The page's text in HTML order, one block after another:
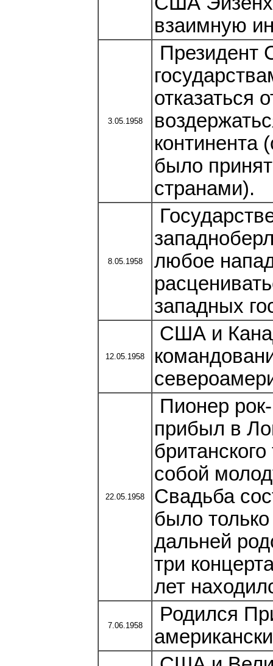
взаимную
3.05.1958
Президент
отказаться
континента
было
странами).
8.05.1958
любое
западных
12.05.1958
США и
22.05.1958
Пионер
прибыл в
собой
Свадьба
было
дальней
три
лет
7.06.1958
Родился